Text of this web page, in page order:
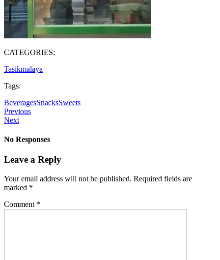
CATEGORIES:
Tasikmalaya
Tags:
BeveragesSnacksSweets
Previous
Next
No Responses
Leave a Reply
Your email address will not be published. Required fields are
marked *
Comment *